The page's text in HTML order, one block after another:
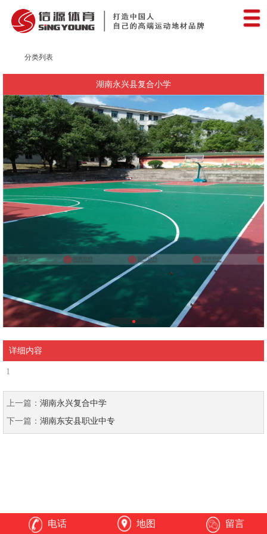
分类列表
湖南永兴县复合小学
详细内容
1
上一篇： 湖南永兴复合中学
下一篇： 湖南东安县职业中专
电话 地图 留言